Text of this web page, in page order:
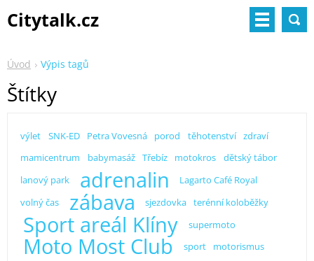
Citytalk.cz
Úvod Výpis tagů
Štítky
výlet SNK-ED Petra Vovesná porod těhotenství zdraví
mamicentrum
babymasáž Třebíz motokros
dětský tábor
lanový park
adrenalin
Lagarto Café Royal
volný čas
zábava sjezdovka terénní koloběžky
Sport areál Klíny supermoto
Moto Most Club sport
motorismus